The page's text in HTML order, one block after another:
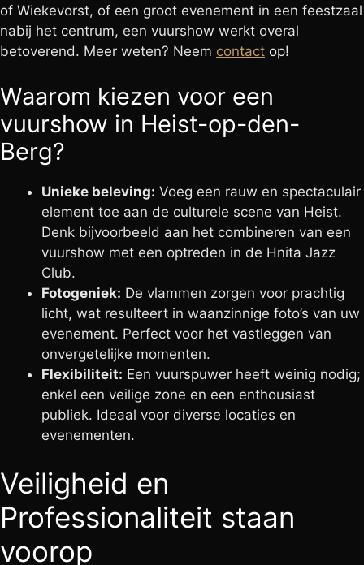
of Wiekevorst, of een groot evenement in een feestzaal
nabij het centrum, een vuurshow werkt overal
betoverend. Meer weten? Neem contact op!
Waarom kiezen voor een
vuurshow in Heist-op-den-
Berg?
Unieke beleving: Voeg een rauw en spectaculair
element toe aan de culturele scene van Heist.
Denk bijvoorbeeld aan het combineren van een
vuurshow met een optreden in de Hnita Jazz
Club.
Fotogeniek: De vlammen zorgen voor prachtig
licht, wat resulteert in waanzinnige foto’s van uw
evenement. Perfect voor het vastleggen van
onvergetelijke momenten.
Flexibiliteit: Een vuurspuwer heeft weinig nodig;
enkel een veilige zone en een enthousiast
publiek. Ideaal voor diverse locaties en
evenementen.
Veiligheid en
Professionaliteit staan
voorop